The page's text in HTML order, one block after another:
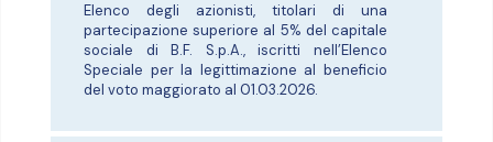
Elenco degli azionisti, titolari di una
partecipazione superiore al 5% del capitale
sociale di B.F. S.p.A., iscritti nell’Elenco
Speciale per la legittimazione al beneficio
del voto maggiorato al 01.03.2026.